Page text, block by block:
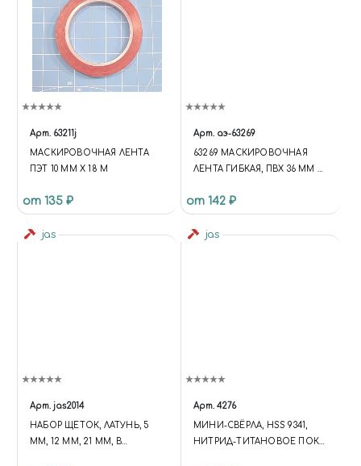
Арт. 63211j
МАСКИРОВОЧНАЯ ЛЕНТА
ПЭТ 10 ММ Х 18 М
от 135 ₽
Арт. аэ-63269
63269 МАСКИРОВОЧНАЯ
ЛЕНТА ГИБКАЯ, ПВХ 36 ММ Х
от 142 ₽
jas
Арт. jas2014
НАБОР ЩЕТОК, ЛАТУНЬ, 5
ММ, 12 ММ, 21 ММ, В
jas
Арт. 4276
МИНИ-СВЁРЛА, HSS 9341,
НИТРИД-ТИТАНОВОЕ ПОКР,